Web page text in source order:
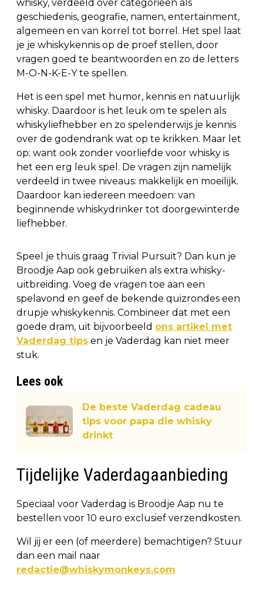
whisky, verdeeld over categorieën als
geschiedenis, geografie, namen, entertainment,
algemeen en van korrel tot borrel. Het spel laat
je je whiskykennis op de proef stellen, door
vragen goed te beantwoorden en zo de letters
M-O-N-K-E-Y te spellen.
Het is een spel met humor, kennis en natuurlijk
whisky. Daardoor is het leuk om te spelen als
whiskyliefhebber en zo spelenderwijs je kennis
over de godendrank wat op te krikken. Maar let
op: want ook zonder voorliefde voor whisky is
het een erg leuk spel. De vragen zijn namelijk
verdeeld in twee niveaus: makkelijk en moeilijk.
Daardoor kan iedereen meedoen: van
beginnende whiskydrinker tot doorgewinterde
liefhebber.
Speel je thuis graag Trivial Pursuit? Dan kun je
Broodje Aap ook gebruiken als extra whisky-
uitbreiding. Voeg de vragen toe aan een
spelavond en geef de bekende quizrondes een
drupje whiskykennis. Combineer dat met een
goede dram, uit bijvoorbeeld ons artikel met
Vaderdag tips en je Vaderdag kan niet meer
stuk.
Lees ook
De beste Vaderdag cadeau
tips voor papa die whisky
drinkt
Tijdelijke Vaderdagaanbieding
Speciaal voor Vaderdag is Broodje Aap nu te
bestellen voor 10 euro exclusief verzendkosten.
Wil jij er een (of meerdere) bemachtigen? Stuur
dan een mail naar
redactie@whiskymonkeys.com